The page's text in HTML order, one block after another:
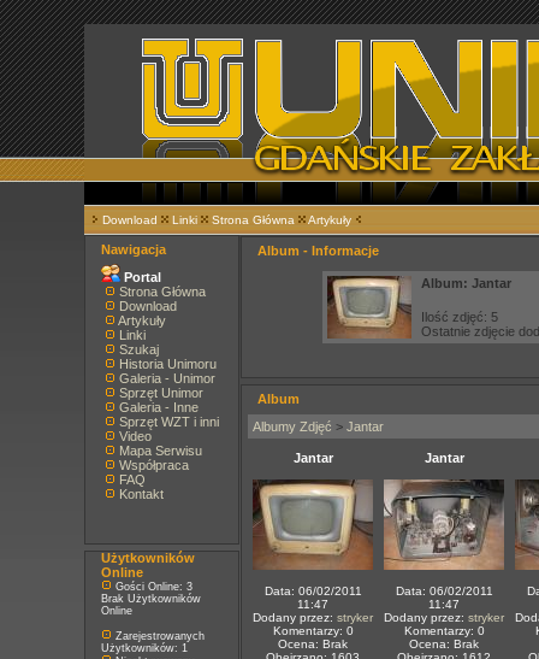
Download Linki Strona Główna Artykuły
Nawigacja
Portal
Strona Główna
Download
Artykuły
Linki
Szukaj
Historia Unimoru
Galeria - Unimor
Sprzęt Unimor
Galeria - Inne
Sprzęt WZT i inni
Video
Mapa Serwisu
Współpraca
FAQ
Kontakt
Użytkowników
Online
Gości Online: 3
Brak Użytkowników
Online
Zarejestrowanych
Użytkowników: 1
Album - Informacje
Album: Jantar
Ilość zdjęć: 5
Ostatnie zdjęcie
Album
Albumy Zdjęć > Jantar
Jantar
Data: 06/02/2011
11:47
Dodany przez: stryker
Komentarzy: 0
Ocena: Brak
Jantar
Data: 06/02/2011
11:47
Dodany przez: stryker
Komentarzy: 0
Ocena: Brak